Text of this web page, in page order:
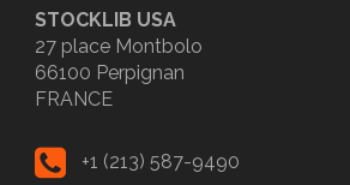
STOCKLIB USA
27 place Montbolo
66100 Perpignan
FRANCE
+1 (213) 587-9490